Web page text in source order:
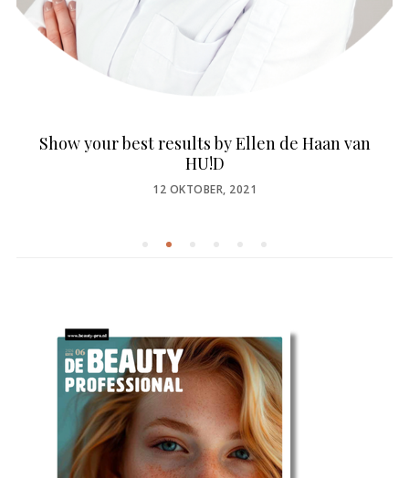
Show your best results by Ellen de Haan van
HU!D
POSTED
12 OKTOBER, 2021